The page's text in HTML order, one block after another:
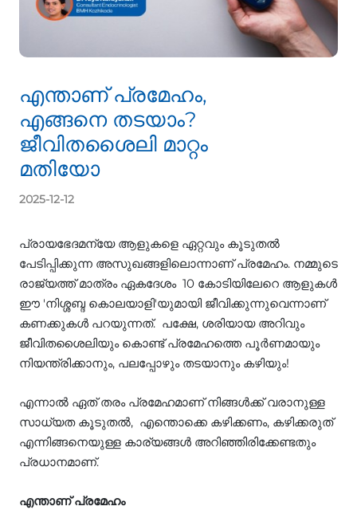
എന്താണ് പ്രമേഹം,
എങ്ങനെ തടയാം?
ജീവിതശൈലി മാറ്റം
മതിയോ
2025-12-12
പ്രായഭേദമന്യേ ആളുകളെ ഏറ്റവും കൂടുതല്‍
പേടിപ്പിക്കുന്ന അസുഖങ്ങളിലൊന്നാണ് പ്രമേഹം. നമ്മുടെ
രാജ്യത്ത് മാത്രം ഏകദേശം 10 കോടിയിലേറെ ആളുകള്‍
ഈ 'നിശ്ശബ്ദ കൊലയാളി'യുമായി ജീവിക്കുന്നുവെന്നാണ്
കണക്കുകള്‍ പറയുന്നത്. പക്ഷേ, ശരിയായ അറിവും
ജീവിതശൈലിയും കൊണ്ട് പ്രമേഹത്തെ പൂര്‍ണമായും
നിയന്ത്രിക്കാനും, പലപ്പോഴും തടയാനും കഴിയും!
എന്നാല്‍ ഏത് തരം പ്രമേഹമാണ് നിങ്ങള്‍ക്ക് വരാനുള്ള
സാധ്യത കൂടുതല്‍, എന്തൊക്കെ കഴിക്കണം, കഴിക്കരുത്
എന്നിങ്ങനെയുള്ള കാര്യങ്ങള്‍ അറിഞ്ഞിരിക്കേണ്ടതും
പ്രധാനമാണ്.
എന്താണ് പ്രമേഹം